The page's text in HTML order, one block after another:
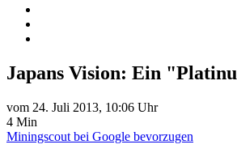
Japans Vision: Ein
vom 24. Juli 2013, 10:06 Uhr
4 Min
Miningscout bei Google bevorzugen